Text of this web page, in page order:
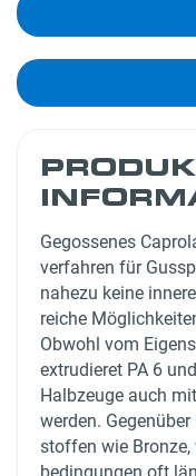
Gegossenes
verfahren für
nahezu keine
reiche
Obwohl vom
extrudieret PA 6
Halbzeuge auch
werden.
stoffen wie